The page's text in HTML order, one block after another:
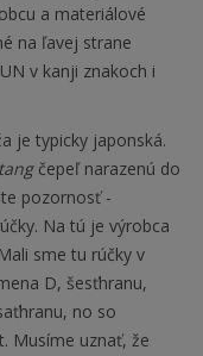
a materiálové
na ľavej strane
v kanji znakoch i
je typicky japonská.
čepeľ narazenú do
pozornosť -
Na tú je výrobca
sme tu rúčky v
D, šesťhranu,
no so
Musíme uznať, že